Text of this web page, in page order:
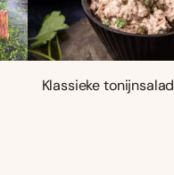
Klassieke